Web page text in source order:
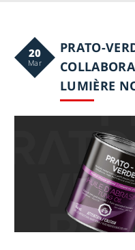
20
Mar
PRATO-
LUMIÈRE